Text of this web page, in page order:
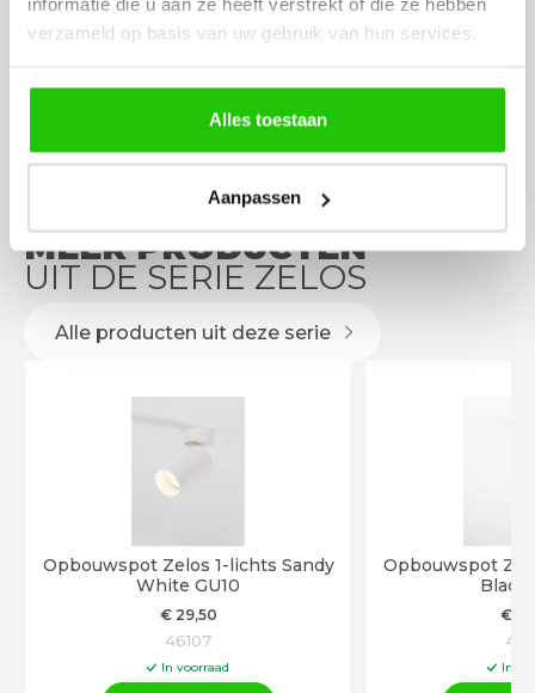
verzameld op basis van uw gebruik van hun services.
Alles toestaan
Aanpassen
eenvoudig te
MEER PRODUCTEN
UIT DE SERIE ZELOS
Alle producten uit deze serie
Opbouwspot Zelos 1-lichts Sandy
White GU10
€29,50
46107
In voorraad
Opbouwspot
Black
€
In